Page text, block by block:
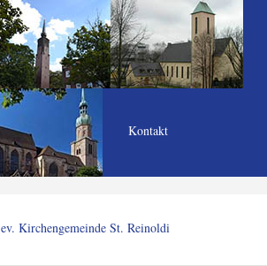
Kontakt
ev. Kirchengemeinde St. Reinoldi